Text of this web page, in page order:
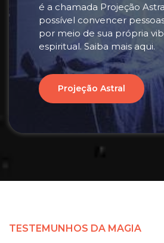
é a chamada Projeção
possível convencer
por meio de sua própria
espiritual. Saiba mais aqui.
Projeção Astral
TESTEMUNHOS DA MAGIA